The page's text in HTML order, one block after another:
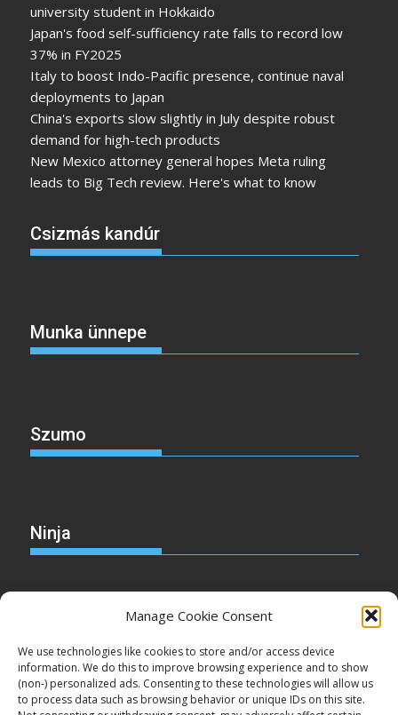
Manage Cookie Consent
We use technologies like cookies to store and/or access device
information. We do this to improve browsing experience and to show
(non-) personalized ads. Consenting to these technologies will allow us
to process data such as browsing behavior or unique IDs on this site.
university student in Hokkaido
Japan's food self-sufficiency rate falls to record low
37% in FY2025
Italy to boost Indo-Pacific presence, continue naval
deployments to Japan
China's exports slow slightly in July despite robust
demand for high-tech products
New Mexico attorney general hopes Meta ruling
leads to Big Tech review. Here's what to know
Csizmás kandúr
Munka ünnepe
Szumo
Ninja